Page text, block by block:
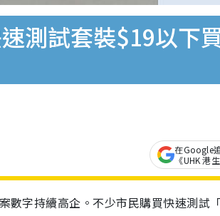
速測試套裝$19以
在Google
《UHK 港
字持續高企。不少市民購買快速測試